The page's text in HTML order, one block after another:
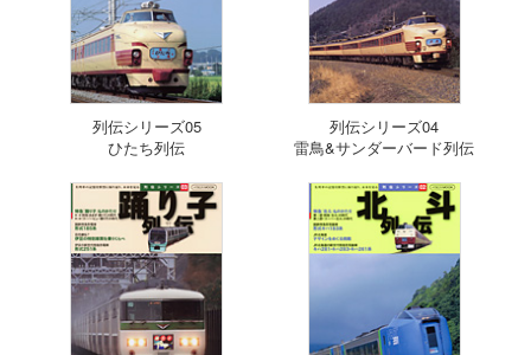
列伝シリーズ05
ひたち列伝
列伝シリーズ04
雷鳥&サンダーバード列伝